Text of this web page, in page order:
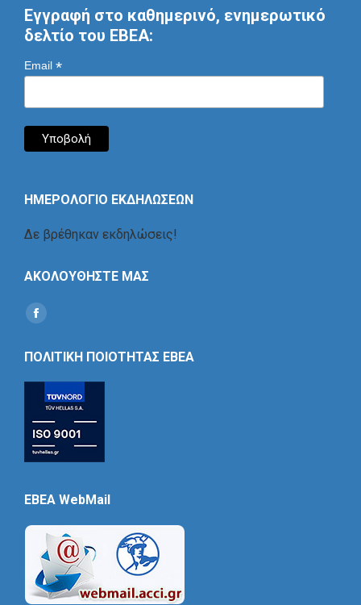
Εγγραφή στο καθημερινό, ενημερωτικό
δελτίο του ΕΒΕΑ:
Email *
ΗΜΕΡΟΛΟΓΙΟ ΕΚΔΗΛΩΣΕΩΝ
Δε βρέθηκαν εκδηλώσεις!
ΑΚΟΛΟΥΘΗΣΤΕ ΜΑΣ
Find us on:
Social
ΠΟΛΙΤΙΚΗ ΠΟΙΟΤΗΤΑΣ ΕΒΕΑ
EBEA WebMail